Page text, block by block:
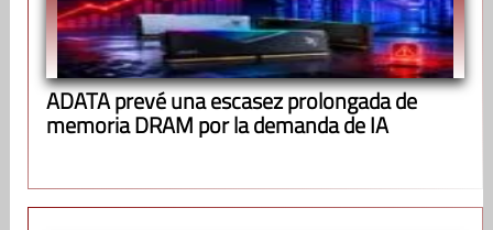
ADATA prevé una escasez prolongada de
memoria DRAM por la demanda de IA